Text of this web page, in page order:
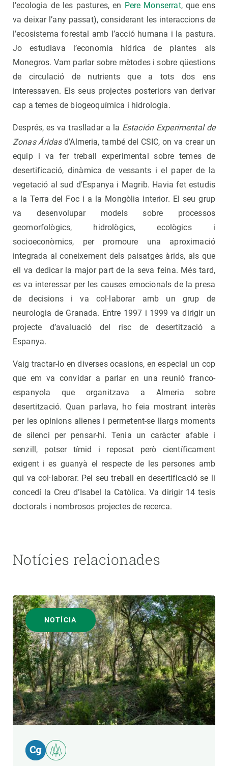
l’ecologia de les pastures, en Pere Monserrat, que ens
va deixar l’any passat), considerant les interaccions de
l’ecosistema forestal amb l’acció humana i la pastura.
Jo estudiava l’economia hídrica de plantes als
Monegros. Vam parlar sobre mètodes i sobre qüestions
de circulació de nutrients que a tots dos ens
interessaven. Els seus projectes posteriors van derivar
cap a temes de biogeoquímica i hidrologia.
Després, es va traslladar a la Estación Experimental de
Zonas Áridasd’Almeria, també del CSIC, on va crear un
equip i va fer treball experimental sobre temes de
desertificació, dinàmica de vessants i el paper de la
vegetació al sud d’Espanya i Magrib. Havia fet estudis
a la Terra del Foc i a la Mongòlia interior. El seu grup
va desenvolupar models sobre processos
geomorfològics, hidrològics, ecològics i
socioeconòmics, per promoure una aproximació
integrada al coneixement dels paisatges àrids, als que
ell va dedicar la major part de la seva feina. Més tard,
es va interessar per les causes emocionals de la presa
de decisions i va col·laborar amb un grup de
neurologia de Granada. Entre 1997 i 1999 va dirigir un
projecte d’avaluació del risc de desertització a
Espanya.
Vaig tractar-lo en diverses ocasions, en especial un cop
que em va convidar a parlar en una reunió franco-
espanyola que organitzava a Almeria sobre
desertització. Quan parlava, ho feia mostrant interès
per les opinions alienes i permetent-se llargs moments
de silenci per pensar-hi. Tenia un caràcter afable i
senzill, potser tímid i reposat però científicament
exigent i es guanyà el respecte de les persones amb
qui va col·laborar. Pel seu treball en desertificació se li
concedí la Creu d’Isabel la Catòlica. Va dirigir 14 tesis
doctorals i nombrosos projectes de recerca.
Notícies relacionades
NOTÍCIA